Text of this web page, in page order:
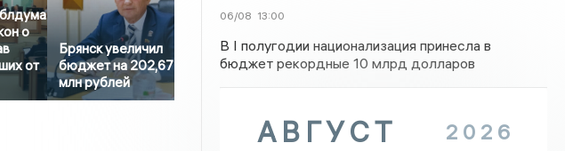
о
от
Брянск увеличил
бюджет на 202,67
млн рублей
06/08 13:00
В I полугодии национализация принесла в
бюджет рекордные 10 млрд долларов
АВГУСТ 2026